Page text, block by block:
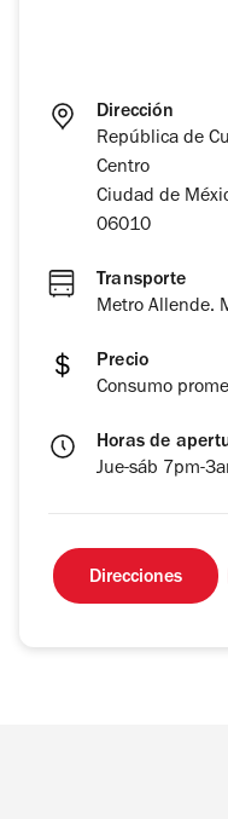
Dirección
República de
Centro
Ciudad de
06010
Transporte
Metro Allende.
Precio
Consumo
Horas de
Jue-sáb 7pm-
Direcciones